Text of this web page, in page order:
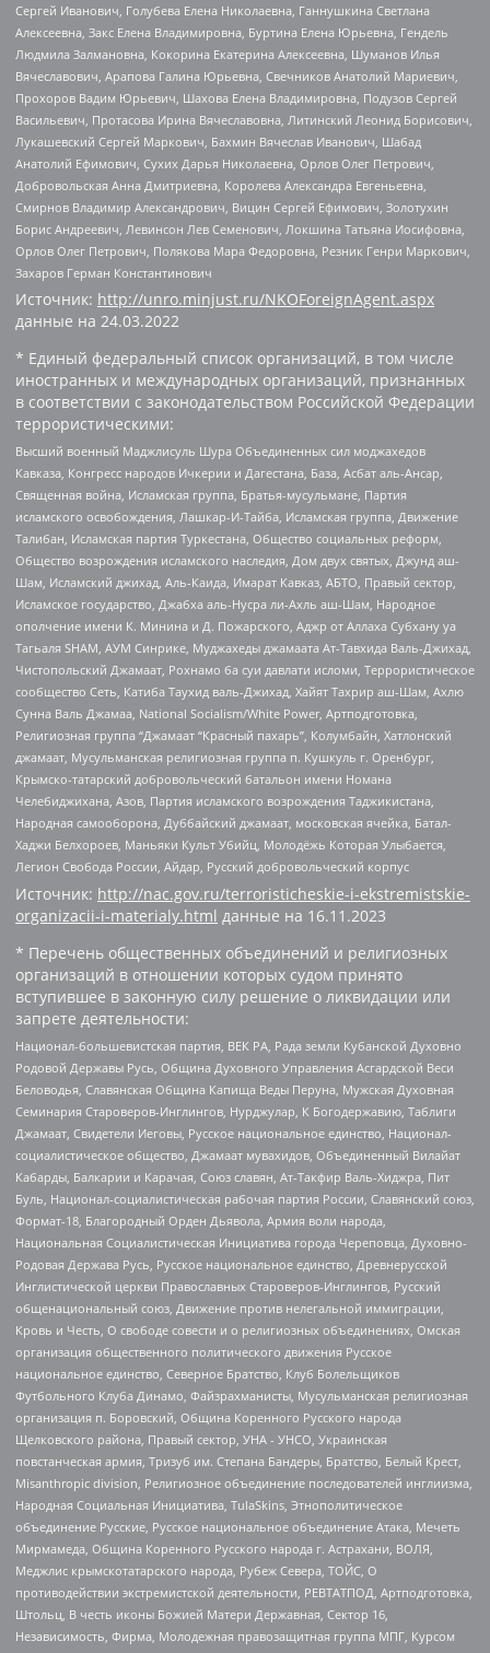
Сергей Иванович, Голубева Елена Николаевна, Ганнушкина Светлана
Алексеевна, Закс Елена Владимировна, Буртина Елена Юрьевна, Гендель
Людмила Залмановна, Кокорина Екатерина Алексеевна, Шуманов Илья
Вячеславович, Арапова Галина Юрьевна, Свечников Анатолий Мариевич,
Прохоров Вадим Юрьевич, Шахова Елена Владимировна, Подузов Сергей
Васильевич, Протасова Ирина Вячеславовна, Литинский Леонид Борисович,
Лукашевский Сергей Маркович, Бахмин Вячеслав Иванович, Шабад
Анатолий Ефимович, Сухих Дарья Николаевна, Орлов Олег Петрович,
Добровольская Анна Дмитриевна, Королева Александра Евгеньевна,
Смирнов Владимир Александрович, Вицин Сергей Ефимович, Золотухин
Борис Андреевич, Левинсон Лев Семенович, Локшина Татьяна Иосифовна,
Орлов Олег Петрович, Полякова Мара Федоровна, Резник Генри Маркович,
Захаров Герман Константинович
Источник: http://unro.minjust.ru/NKOForeignAgent.aspx
данные на 24.03.2022
* Единый федеральный список организаций, в том числе
иностранных и международных организаций, признанных
в соответствии с законодательством Российской Федерации
террористическими:
Высший военный Маджлисуль Шура Объединенных сил моджахедов
Кавказа, Конгресс народов Ичкерии и Дагестана, База, Асбат аль-Ансар,
Священная война, Исламская группа, Братья-мусульмане, Партия
исламского освобождения, Лашкар-И-Тайба, Исламская группа, Движение
Талибан, Исламская партия Туркестана, Общество социальных реформ,
Общество возрождения исламского наследия, Дом двух святых, Джунд аш-
Шам, Исламский джихад, Аль-Каида, Имарат Кавказ, АБТО, Правый сектор,
Исламское государство, Джабха аль-Нусра ли-Ахль аш-Шам, Народное
ополчение имени К. Минина и Д. Пожарского, Аджр от Аллаха Субхану уа
Тагьаля SHAM, АУМ Синрике, Муджахеды джамаата Ат-Тавхида Валь-Джихад,
Чистопольский Джамаат, Рохнамо ба суи давлати исломи, Террористическое
сообщество Сеть, Катиба Таухид валь-Джихад, Хайят Тахрир аш-Шам, Ахлю
Сунна Валь Джамаа, National Socialism/White Power, Артподготовка,
Религиозная группа “Джамаат “Красный пахарь”, Колумбайн, Хатлонский
джамаат, Мусульманская религиозная группа п. Кушкуль г. Оренбург,
Крымско-татарский добровольческий батальон имени Номана
Челебиджихана, Азов, Партия исламского возрождения Таджикистана,
Народная самооборона, Дуббайский джамаат, московская ячейка, Батал-
Хаджи Белхороев, Маньяки Культ Убийц, Молодёжь Которая Улыбается,
Легион Свобода России, Айдар, Русский добровольческий корпус
Источник: http://nac.gov.ru/terroristicheskie-i-ekstremistskie-
organizacii-i-materialy.html данные на 16.11.2023
* Перечень общественных объединений и религиозных
организаций в отношении которых судом принято
вступившее в законную силу решение о ликвидации или
запрете деятельности:
Национал-большевистская партия, ВЕК РА, Рада земли Кубанской Духовно
Родовой Державы Русь, Община Духовного Управления Асгардской Веси
Беловодья, Славянская Община Капища Веды Перуна, Мужская Духовная
Семинария Староверов-Инглингов, Нурджулар, К Богодержавию, Таблиги
Джамаат, Свидетели Иеговы, Русское национальное единство, Национал-
социалистическое общество, Джамаат мувахидов, Объединенный Вилайат
Кабарды, Балкарии и Карачая, Союз славян, Ат-Такфир Валь-Хиджра, Пит
Буль, Национал-социалистическая рабочая партия России, Славянский союз,
Формат-18, Благородный Орден Дьявола, Армия воли народа,
Национальная Социалистическая Инициатива города Череповца, Духовно-
Родовая Держава Русь, Русское национальное единство, Древнерусской
Инглистической церкви Православных Староверов-Инглингов, Русский
общенациональный союз, Движение против нелегальной иммиграции,
Кровь и Честь, О свободе совести и о религиозных объединениях, Омская
организация общественного политического движения Русское
национальное единство, Северное Братство, Клуб Болельщиков
Футбольного Клуба Динамо, Файзрахманисты, Мусульманская религиозная
организация п. Боровский, Община Коренного Русского народа
Щелковского района, Правый сектор, УНА - УНСО, Украинская
повстанческая армия, Тризуб им. Степана Бандеры, Братство, Белый Крест,
Misanthropic division, Религиозное объединение последователей инглиизма,
Народная Социальная Инициатива, TulaSkins, Этнополитическое
объединение Русские, Русское национальное объединение Атака, Мечеть
Мирмамеда, Община Коренного Русского народа г. Астрахани, ВОЛЯ,
Меджлис крымскотатарского народа, Рубеж Севера, ТОЙС, О
противодействии экстремистской деятельности, РЕВТАТПОД, Артподготовка,
Штольц, В честь иконы Божией Матери Державная, Сектор 16,
Независимость, Фирма, Молодежная правозащитная группа МПГ, Курсом